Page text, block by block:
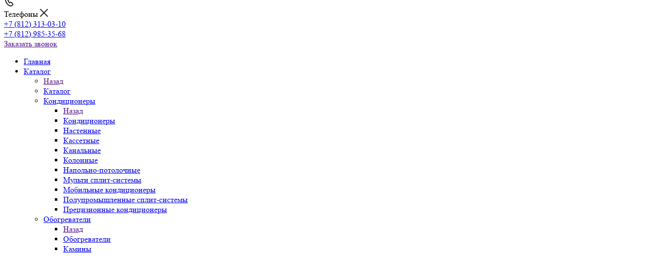
Телефоны
+7 (812) 313-03-10
+7 (812) 985-35-68
Заказать звонок
Главная
Каталог
Назад
Каталог
Кондиционеры
Назад
Кондиционеры
Настенные
Кассетные
Канальные
Колонные
Напольно-потолочные
Мульти сплит-системы
Мобильные кондиционеры
Полупромышленные сплит-системы
Прецизионные кондиционеры
Обогреватели
Назад
Обогреватели
Камины